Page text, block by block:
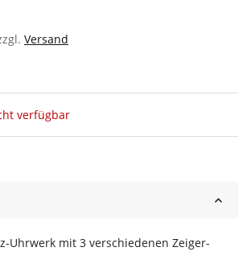
Versand
verfügbar
Uhrwerk mit 3 verschiedenen Zeiger-